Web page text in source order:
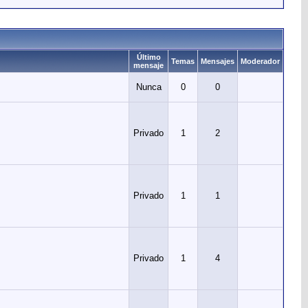
Último
mensaje
Temas Mensajes Moderador
Nunca 0 0
Privado 1 2
Privado 1 1
Privado 1 4